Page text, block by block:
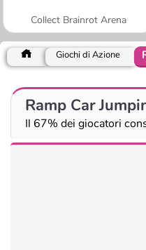
Collect Brainrot Arena
Giochi di Azione
Ramp Car
Il 67% dei giocatori